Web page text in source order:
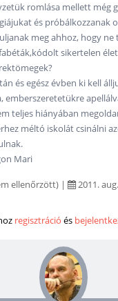
romlása mellett még
és próbálkozzanak
meg ahhoz, hogy
sikertelen
és egész évben ki kell
emberszeretetükre
teljes hiányában
méltó iskolát csinálni
Mari
ellenőrzött) | 2011.
regisztráció és